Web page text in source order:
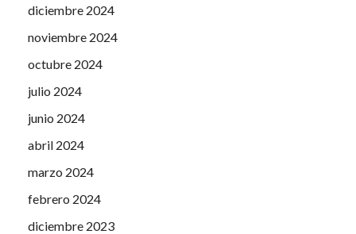
diciembre 2024
noviembre 2024
octubre 2024
julio 2024
junio 2024
abril 2024
marzo 2024
febrero 2024
diciembre 2023